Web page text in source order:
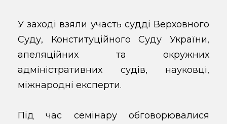
У заході взяли участь судді Верховного
Суду, Конституційного Суду України,
апеляційних та окружних
адміністративних судів, науковці,
міжнародні експерти.
Під час семінару обговорювалися